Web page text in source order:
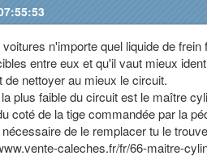
n'importe quel liquide de
entre eux et qu'il vaut mieux
de nettoyer au mieux le circuit.
plus faible du circuit est le maître
coté de la tige commandée par la
de le remplacer tu le
caleches.fr/fr/66-maitre-